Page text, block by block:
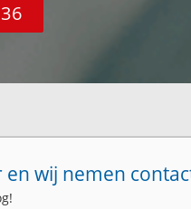
wij nemen